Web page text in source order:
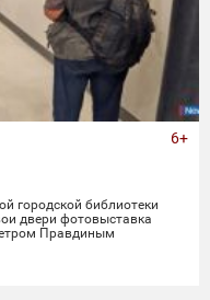
городской библиотеки
двери фотовыставка
Правдиным
250 фотографий - и за
мастера, 40 лет трепетного
6+